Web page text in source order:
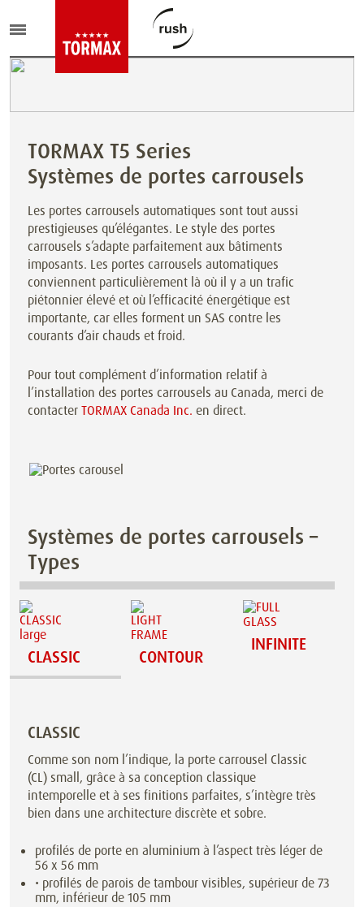
TORMAX T5 Series
Systèmes de portes carrousels
Les portes carrousels automatiques sont tout aussi
prestigieuses qu’élégantes. Le style des portes
carrousels s’adapte parfaitement aux bâtiments
imposants. Les portes carrousels automatiques
conviennent particulièrement là où il y a un trafic
piétonnier élevé et où l’efficacité énergétique est
importante, car elles forment un SAS contre les
courants d’air chauds et froid.
Pour tout complément d’information relatif à
l’installation des portes carrousels au Canada, merci de
contacterTORMAX Canada Inc. en direct.
Systèmes de portes carrousels –
Types
CLASSIC CONTOUR
INFINITE
CLASSIC
Comme son nom l’indique, la porte carrousel Classic
(CL) small, grâce à sa conception classique
intemporelle et à ses finitions parfaites, s’intègre très
bien dans une architecture discrète et sobre.
profilés de porte en aluminium à l’aspect très léger de
56 x 56 mm
• profilés de parois de tambour visibles, supérieur de 73
mm, inférieur de 105 mm